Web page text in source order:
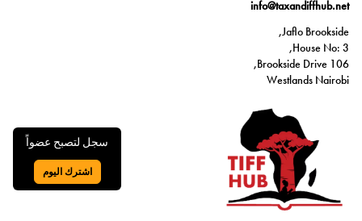
info@taxandiffhub.net
Jaflo Brookside,
House No: 3,
106 Brookside Drive,
Westlands Nairobi
سجل لتصبح عضواً
اذهب إلى:
اشترك اليوم